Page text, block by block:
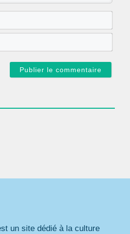
N
m
E
un site dédié à la culture